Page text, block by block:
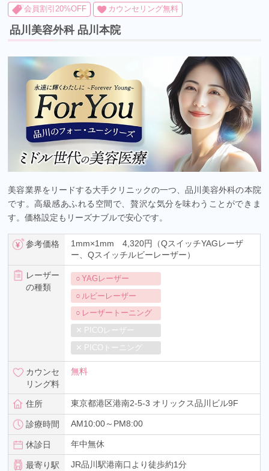
会員割引20%OFF カウンセリング無料
品川美容外科 品川本院
美容業界をリードする大手クリニックの一つ、品川美容外科の本院
です。高級感あふれる空間で、贅沢な気分を味わうことができま
す。価格設定もリーズナブルで安心です。
参考価格
1mm×1mm 4,320円（QスイッチYAGレーザ
ー、Qスイッチルビーレーザー）
レーザー
の種類
YAGレーザー
ルビーレーザー
レーザートーニング
PICOレーザー
PICOトーニング
カウンセ
リング料
無料
住所 東京都港区港南2-5-3 オリックス品川ビル9F
診療時間 AM10:00～PM8:00
休診日 年中無休
最寄り駅 JR品川駅港南口より徒歩約1分